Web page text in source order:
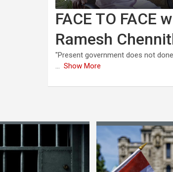
FACE TO FACE
Ramesh
"Present government does not
... Show More